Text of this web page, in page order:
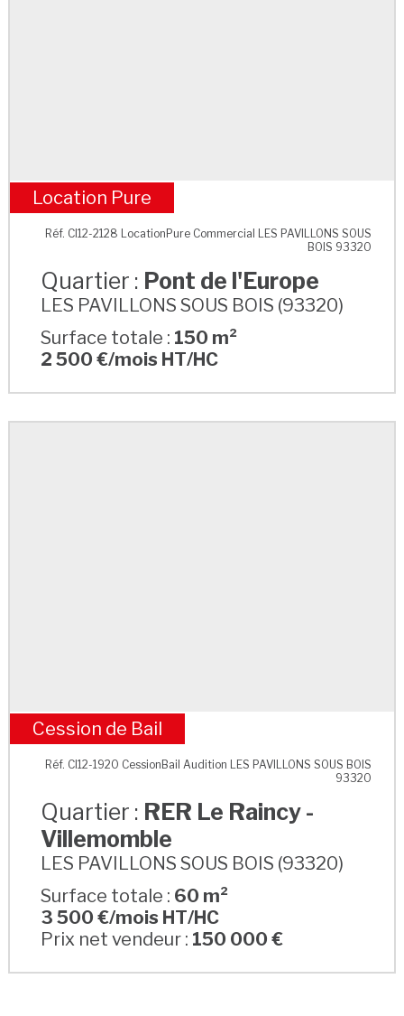
Pont de l'Europe
Location Pure
Réf. CI12-2128 LocationPure Commercial LES PAVILLONS SOUS
BOIS 93320
Quartier : Pont de l'Europe
LES PAVILLONS SOUS BOIS (93320)
Surface totale : 150 m²
2 500 €/mois HT/HC
RER Le Raincy - Villemomble
Cession de Bail
Réf. CI12-1920 CessionBail Audition LES PAVILLONS SOUS BOIS
93320
Quartier : RER Le Raincy -
Villemomble
LES PAVILLONS SOUS BOIS (93320)
Surface totale : 60 m²
3 500 €/mois HT/HC
Prix net vendeur : 150 000 €